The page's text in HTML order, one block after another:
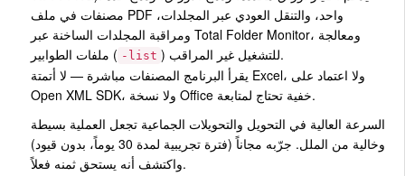
مصنفات في ملف PDF واحد، والتنقل العودي عبر المجلدات،
ومراقبة المجلدات الساخنة عبر Total Folder Monitor، ومعالجة
ملفات الطوابير ( -list
) للتشغيل غير المراقب.
يقرأ البرنامج المصنفات مباشرة — لا أتمتة Excel، ولا اعتماد على
Open XML SDK، ولا نسخة Office خفية تحتاج لمتابعة.
السرعة العالية في التحويل والتحويلات الجماعية تجعل العملية بسيطة
وخالية من الملل. جرّبه مجاناً (فترة تجريبية لمدة 30 يوماً، بدون قيود)
واكتشف أنه يستحق ثمنه فعلاً.